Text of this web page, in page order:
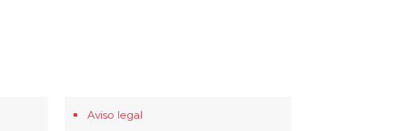
Aviso legal